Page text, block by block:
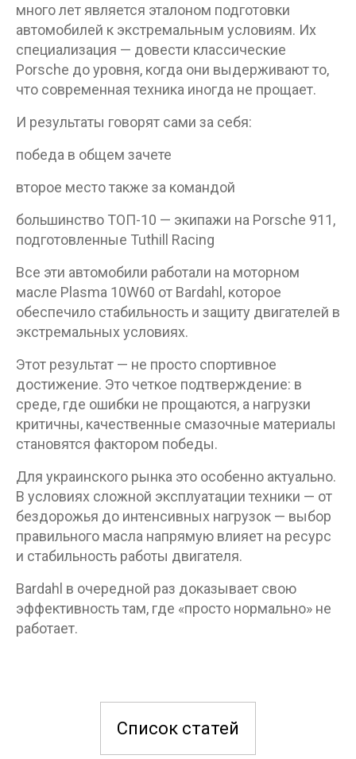
много лет является эталоном подготовки
автомобилей к экстремальным условиям. Их
специализация — довести классические
Porsche до уровня, когда они выдерживают то,
что современная техника иногда не прощает.
И результаты говорят сами за себя:
победа в общем зачете
второе место также за командой
большинство ТОП-10 — экипажи на Porsche 911,
подготовленные Tuthill Racing
Все эти автомобили работали на моторном
масле Plasma 10W60 от Bardahl, которое
обеспечило стабильность и защиту двигателей в
экстремальных условиях.
Этот результат — не просто спортивное
достижение. Это четкое подтверждение: в
среде, где ошибки не прощаются, а нагрузки
критичны, качественные смазочные материалы
становятся фактором победы.
Для украинского рынка это особенно актуально.
В условиях сложной эксплуатации техники — от
бездорожья до интенсивных нагрузок — выбор
правильного масла напрямую влияет на ресурс
и стабильность работы двигателя.
Bardahl в очередной раз доказывает свою
эффективность там, где «просто нормально» не
работает.
Список статей